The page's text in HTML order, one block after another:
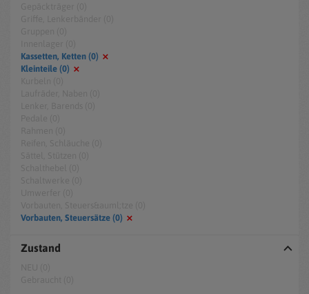
Kassetten, Ketten (0)
Kleinteile (0)
Vorbauten, Steuersätze (0)
Zustand